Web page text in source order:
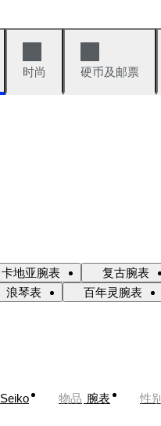
时尚 硬币及邮票
卡地亚腕表 复古腕表
浪琴表 百年灵腕表
Seiko 物品 腕表 性别